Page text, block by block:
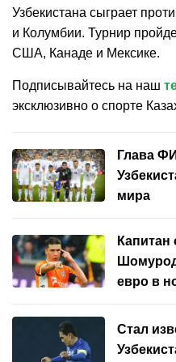
Узбекистана сыграет
и Колумбии. Турнир
США, Канаде и Мексике.
Подписывайтесь на наш
эксклюзивно о спорте
Глава
мира
Капитан
евро в
Стал